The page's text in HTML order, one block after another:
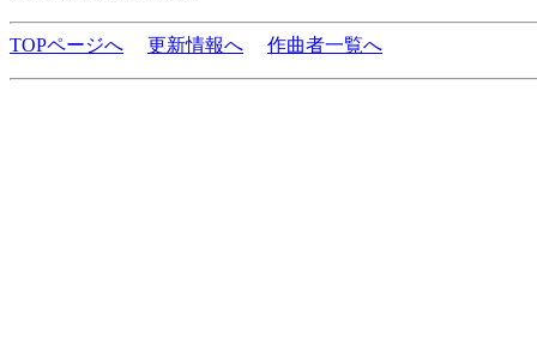
TOPページへ 更新情報へ 作曲者一覧へ